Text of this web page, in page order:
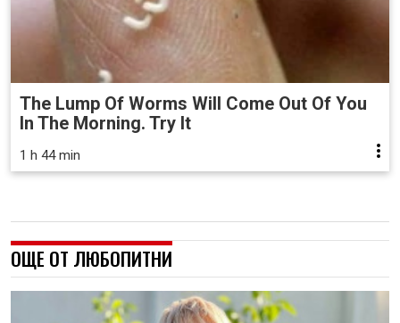
The Lump Of Worms Will Come Out Of You
In The Morning. Try It
1 h 44 min
ОЩЕ ОТ ЛЮБОПИТНИ